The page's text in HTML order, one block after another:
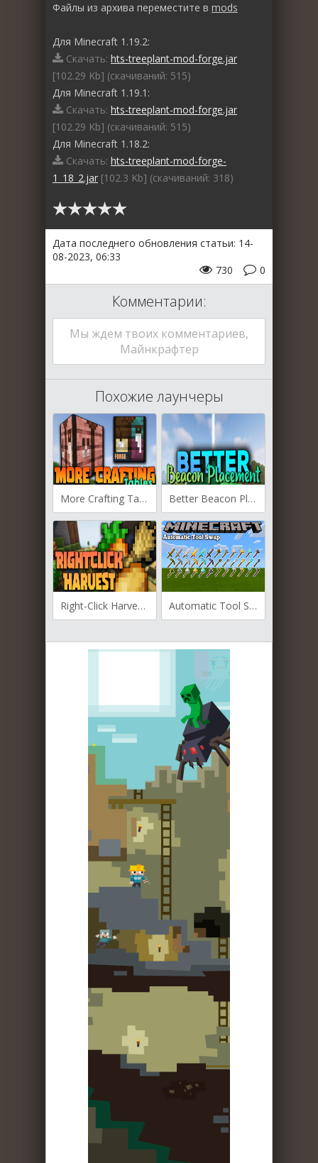
Файлы из архива переместите в mods
Для Minecraft 1.19.2:
Скачать: hts-treeplant-mod-forge.jar
[102.29 Kb] (cкачиваний: 515)
Для Minecraft 1.19.1:
Скачать: hts-treeplant-mod-forge.jar
[102.29 Kb] (cкачиваний: 515)
Для Minecraft 1.18.2:
Скачать: hts-treeplant-mod-forge-
1_18_2.jar [102.3 Kb] (cкачиваний: 318)
Дата последнего обновления статьи: 14-
08-2023, 06:33
0
730
Комментарии:
Мы ждем твоих комментариев,
Майнкрафтер
Похожие лаунчеры
More Crafting Tables для Майнкрафт [1.20.1, 1.19.4, 1.19.3] Better Beacon Placement для Майнкрафт [1.20.1, 1.20, 1.19.4]
Right-Click Harvest для Майнкрафт [1.19.4, 1.19.3, 1.19.2] Automatic Tool Swap для Майнкрафт [1.19.3, 1.19.2, 1.18.2]